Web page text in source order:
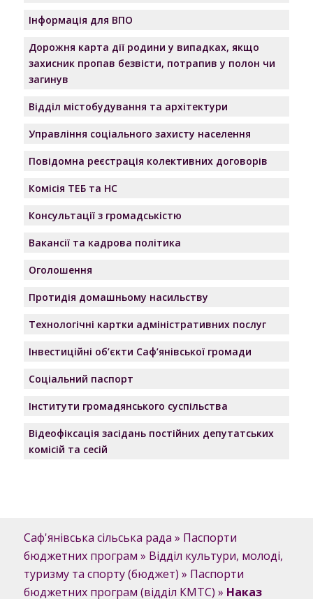
Інформація для ВПО
Дорожня карта дії родини у випадках, якщо
захисник пропав безвісти, потрапив у полон чи
загинув
Відділ містобудування та архітектури
Управління соціального захисту населення
Повідомна реєстрація колективних договорів
Комісія ТЕБ та НС
Консультації з громадськістю
Вакансії та кадрова політика
Оголошення
Протидія домашньому насильству
Технологічні картки адміністративних послуг
Інвестиційні об’єкти Саф’янівської громади
Соціальний паспорт
Інститути громадянського суспільства
Відеофіксація засідань постійних депутатських
комісій та сесій
Саф'янівська сільська рада » Паспорти
бюджетних програм » Відділ культури, молоді,
туризму та спорту (бюджет) » Паспорти
бюджетних програм (відділ КМТС) » Наказ